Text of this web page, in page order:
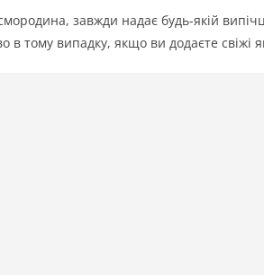
завжди надає будь-якій
в тому випадку, якщо ви додаєте свіжі